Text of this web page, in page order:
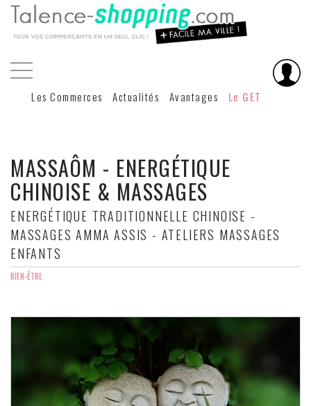
Les Commerces Actualités Avantages Le GET
MASSAÔM - ENERGÉTIQUE
CHINOISE & MASSAGES
ENERGÉTIQUE TRADITIONNELLE CHINOISE -
MASSAGES AMMA ASSIS - ATELIERS MASSAGES
ENFANTS
BIEN-ÊTRE